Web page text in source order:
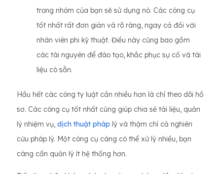
trong nhóm của bạn sẽ sử dụng nó. Các công cụ
tốt nhất rất đơn giản và rõ ràng, ngay cả đối với
nhân viên phi kỹ thuật. Điều này cũng bao gồm
các tài nguyên để đào tạo, khắc phục sự cố và tài
liệu có sẵn.
Hầu hết các công ty luật cần nhiều hơn là chỉ theo dõi hồ
sơ. Các công cụ tốt nhất cũng giúp chia sẻ tài liệu, quản
lý nhiệm vụ, dịch thuật pháp lý và thậm chí cả nghiên
cứu pháp lý. Một công cụ càng có thể xử lý nhiều, bạn
càng cần quản lý ít hệ thống hơn.